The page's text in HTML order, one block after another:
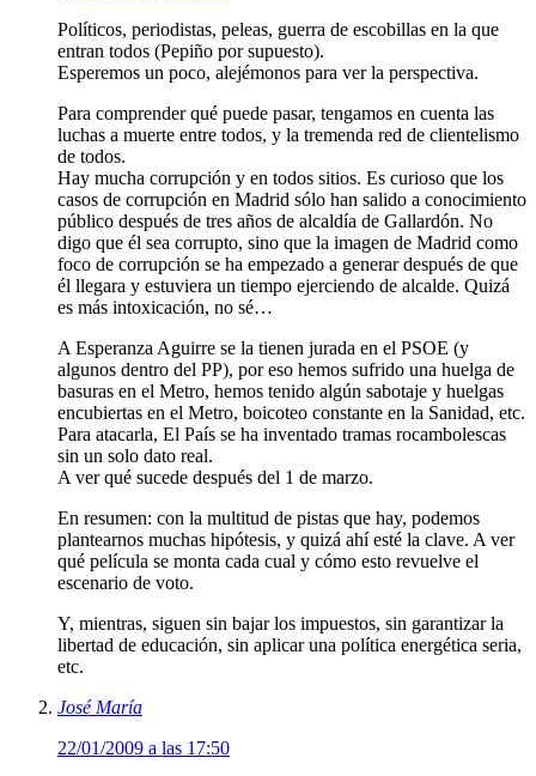
Políticos, periodistas, peleas, guerra de escobillas en la que
entran todos (Pepiño por supuesto).
Esperemos un poco, alejémonos para ver la perspectiva.
Para comprender qué puede pasar, tengamos en cuenta las
luchas a muerte entre todos, y la tremenda red de clientelismo
de todos.
Hay mucha corrupción y en todos sitios. Es curioso que los
casos de corrupción en Madrid sólo han salido a conocimiento
público después de tres años de alcaldía de Gallardón. No
digo que él sea corrupto, sino que la imagen de Madrid como
foco de corrupción se ha empezado a generar después de que
él llegara y estuviera un tiempo ejerciendo de alcalde. Quizá
es más intoxicación, no sé…
A Esperanza Aguirre se la tienen jurada en el PSOE (y
algunos dentro del PP), por eso hemos sufrido una huelga de
basuras en el Metro, hemos tenido algún sabotaje y huelgas
encubiertas en el Metro, boicoteo constante en la Sanidad, etc.
Para atacarla, El País se ha inventado tramas rocambolescas
sin un solo dato real.
A ver qué sucede después del 1 de marzo.
En resumen: con la multitud de pistas que hay, podemos
plantearnos muchas hipótesis, y quizá ahí esté la clave. A ver
qué película se monta cada cual y cómo esto revuelve el
escenario de voto.
Y, mientras, siguen sin bajar los impuestos, sin garantizar la
libertad de educación, sin aplicar una política energética seria,
etc.
José María
22/01/2009 a las 17:50